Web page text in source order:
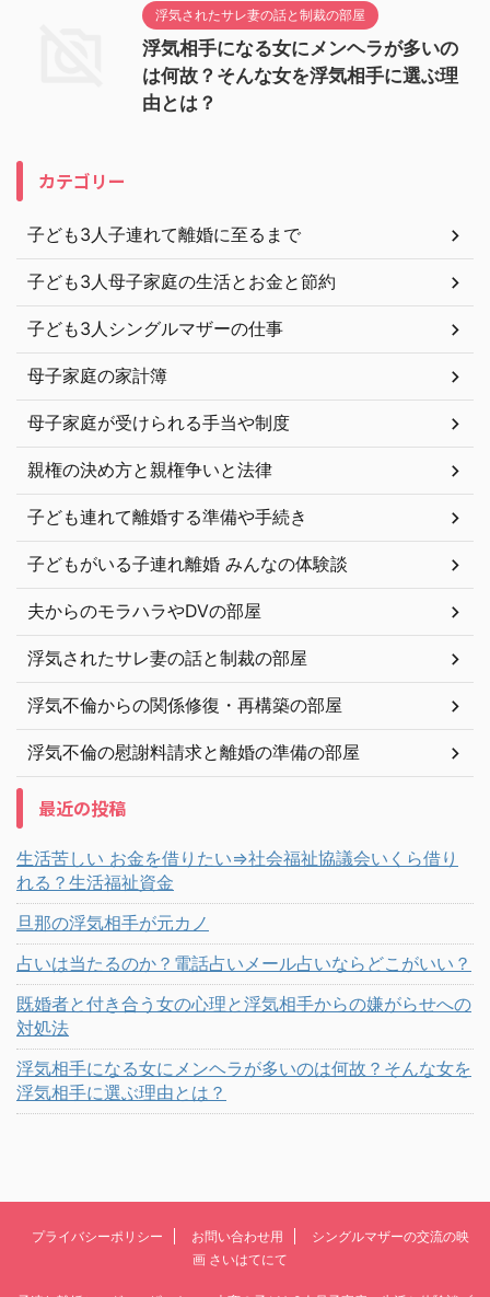
浮気されたサレ妻の話と制裁の部屋
浮気相手になる女にメンヘラが多いの
は何故？そんな女を浮気相手に選ぶ理
由とは？
カテゴリー
子ども3人子連れて離婚に至るまで
子ども3人母子家庭の生活とお金と節約
子ども3人シングルマザーの仕事
母子家庭の家計簿
母子家庭が受けられる手当や制度
親権の決め方と親権争いと法律
子ども連れて離婚する準備や手続き
子どもがいる子連れ離婚 みんなの体験談
夫からのモラハラやDVの部屋
浮気されたサレ妻の話と制裁の部屋
浮気不倫からの関係修復・再構築の部屋
浮気不倫の慰謝料請求と離婚の準備の部屋
最近の投稿
生活苦しい お金を借りたい⇒社会福祉協議会いくら借り
れる？生活福祉資金
旦那の浮気相手が元カノ
占いは当たるのか？電話占いメール占いならどこがいい？
既婚者と付き合う女の心理と浮気相手からの嫌がらせへの
対処法
浮気相手になる女にメンヘラが多いのは何故？そんな女を
浮気相手に選ぶ理由とは？
プライバシーポリシー お問い合わせ用
シングルマザーの交流の映
画 さいはてにて